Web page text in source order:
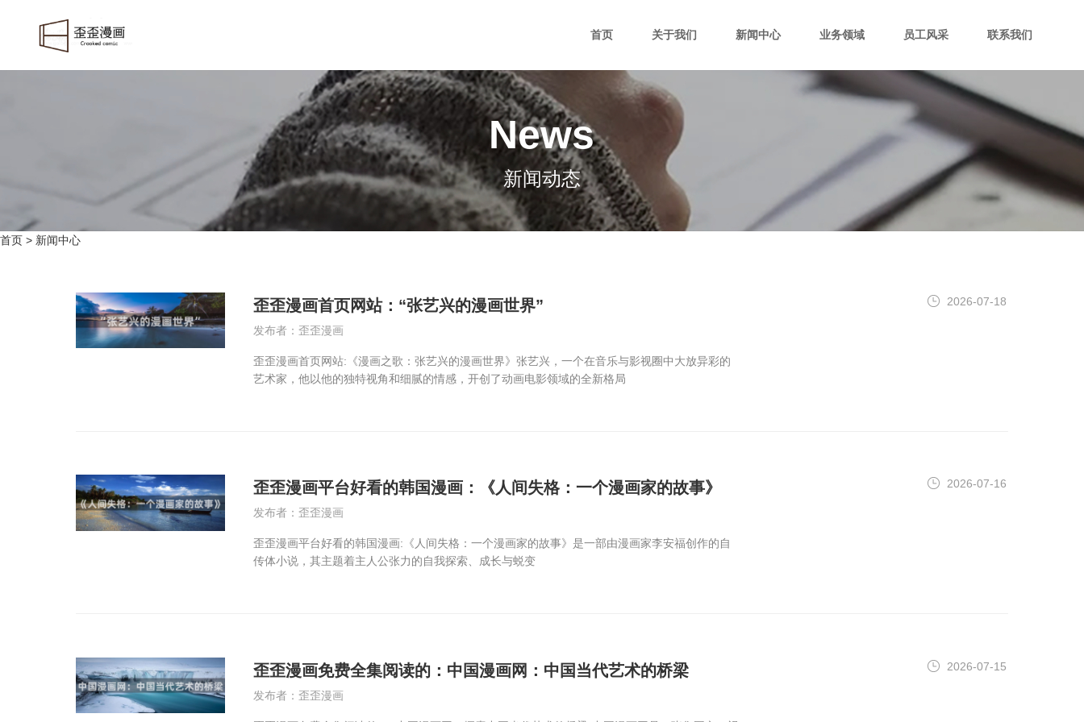
首页 关于我们 新闻中心 业务领域 员工风采 联系我们
News
新闻动态
首页 > 新闻中心
歪歪漫画首页网站：“张艺兴的漫画世界”
发布者：歪歪漫画
歪歪漫画首页网站:《漫画之歌：张艺兴的漫画世界》张艺兴，一个在音乐与影视圈中大放异彩的
艺术家，他以他的独特视角和细腻的情感，开创了动画电影领域的全新格局
2026-07-18
歪歪漫画平台好看的韩国漫画：《人间失格：一个漫画家的故事》
发布者：歪歪漫画
歪歪漫画平台好看的韩国漫画:《人间失格：一个漫画家的故事》是一部由漫画家李安福创作的自
传体小说，其主题着主人公张力的自我探索、成长与蜕变
2026-07-16
歪歪漫画免费全集阅读的：中国漫画网：中国当代艺术的桥梁
发布者：歪歪漫画
2026-07-15